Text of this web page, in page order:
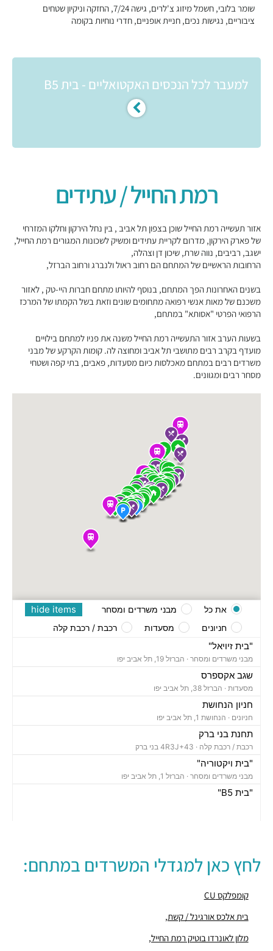
שומר בלובי, חשמל מיזוג צ'לרים, גישה 7/24, החזקה וניקיון שטחים
ציבוריים, נגישות נכים, חניית אופניים, חדרי נוחיות בקומה
למעבר לכל הנכסים האקטואליים - בית B5
רמת החייל / עתידים
אזור תעשייה רמת החייל שוכן בצפון תל אביב , בין נחל הירקון וחלקו המזרחי
של פארק הירקון, מדרום לקריית עתידים ומשיק לשכונות המגורים רמת החייל,
ישגב, רביבים, נווה שרת, שיכון דן וצהלה,
הרחובות הראשיים של המתחם הם רחוב ראול ולנברג ורחוב הברזל,
בשנים האחרונות הפך המתחם, בנוסף להיותו מתחם חברות היי-טק , לאזור
משכנם של מאות אנשי רפואה מתחומים שונים וזאת בשל הקמתו של המרכז
הרפואי הפרטי "אסותא" במתחם,
בשעות הערב אזור התעשייה רמת החייל משנה את פניו למתחם בילויים
מועדף בקרב רבים מתושבי תל אביב ומחוצה לה. קומות הקרקע של מבני
משרדים רבים במתחם מאכלסות כיום מסעדות, פאבים, בתי קפה ושטחי
מסחר רבים ומגוונים.
"בית זיויאל"
מבני משרדים ומסחר · הברזל 19, תל אביב יפו
שגב אקספרס
מסעדות · הברזל 38, תל אביב יפו
חניון הנחושת
חניונים · הנחושת 1, תל אביב יפו
תחנת בני ברק
רכבת / רכבת קלה ·
"בית ויקטוריה"
מבני משרדים ומסחר · הברזל 1, תל אביב יפו
"בית B5"
מבני משרדים ומסחר ·הברזל 25, תל אביב יפו
מבני משרדים ומסחר ·
מבני משרדים ומסחר ·בניין 8 פארק עתידים, תל אביב יפו
"בית ולנברג 6"
hide items את כל
מבני משרדים ומסחר
חניונים
מסעדות רכבת / רכבת קלה
לחץ כאן למגדלי המשרדים במתחם:
קומפלקס CU
בית אלכס אורגינל / קשת,
מלון לאונרדו בוטיק רמת החייל,